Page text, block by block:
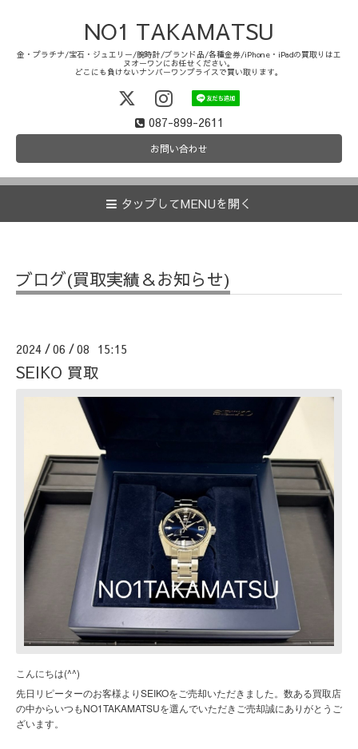
NO1 TAKAMATSU
金・プラチナ/宝石・ジュエリー/腕時計/ブランド品/各種金券/iPhone・iPadの買取りはエ
ヌオーワンにお任せください。
どこにも負けないナンバーワンプライスで買い取ります。
087-899-2611
お問い合わせ
タップしてMENUを開く
ブログ(買取実績＆お知らせ)
2024 /06 /08 15:15
SEIKO 買取
こんにちは(^^)
先日リピーターのお客様よりSEIKOをご売却いただきました。数ある買取店
の中からいつもNO1TAKAMATSUを選んでいただきご売却誠にありがとうご
ざいます。